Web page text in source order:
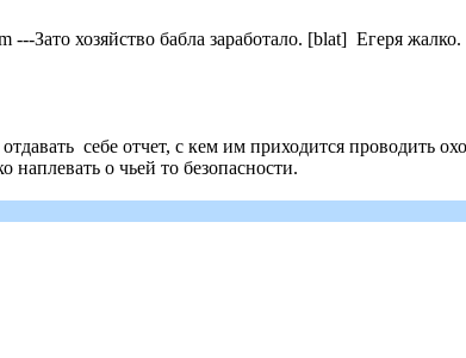
Зато хозяйство бабла заработало. [blat] Егеря жалко.
себе отчет, с кем им приходится проводить
о чьей то безопасности.